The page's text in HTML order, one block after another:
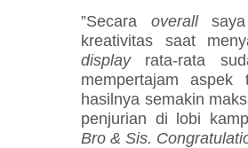
”Secara overallsaya
kreativitas saat
displayrata-rata
mempertajam
hasilnya semakin
penjurian di lobi
Bro & Sis.